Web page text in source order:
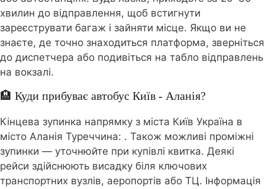
хвилин до відправлення, щоб встигнути
зареєструвати багаж і зайняти місце. Якщо ви не
знаєте, де точно знаходиться платформа, зверніться
до диспетчера або подивіться на табло відправлень
на вокзалі.
🏨 Куди прибуває автобус Київ - Аланія?
Кінцева зупинка напрямку з міста Київ Україна в
місто Аланія Туреччина: . Також можливі проміжні
зупинки — уточнюйте при купівлі квитка. Деякі
рейси здійснюють висадку біля ключових
транспортних вузлів, аеропортів або ТЦ. Інформація